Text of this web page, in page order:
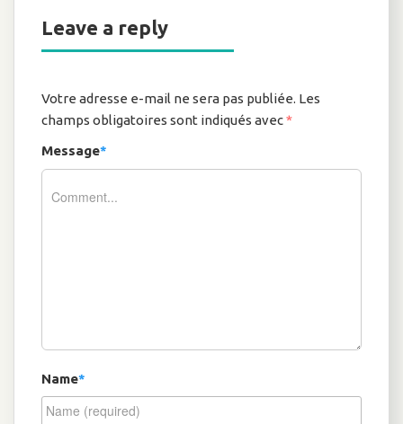
Leave a reply
Votre adresse e-mail ne sera pas publiée. Les
champs obligatoires sont indiqués avec*
Message*
Name*